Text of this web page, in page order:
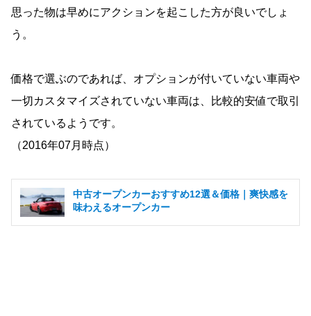
思った物は早めにアクションを起こした方が良いでしょ
う。
価格で選ぶのであれば、オプションが付いていない車両や
一切カスタマイズされていない車両は、比較的安値で取引
されているようです。
（2016年07月時点）
中古オープンカーおすすめ12選＆価格｜爽快感を
味わえるオープンカー